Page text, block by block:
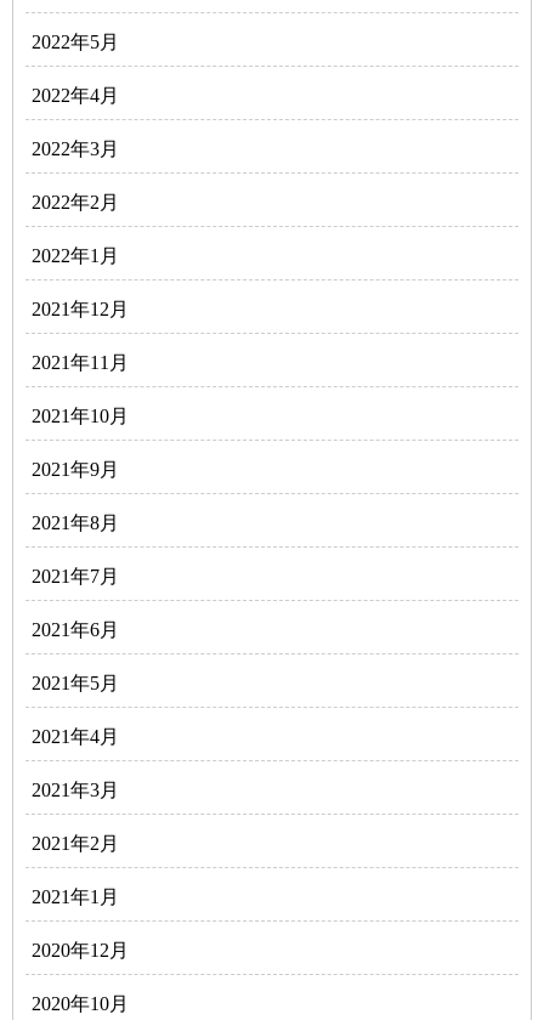
2022年5月
2022年4月
2022年3月
2022年2月
2022年1月
2021年12月
2021年11月
2021年10月
2021年9月
2021年8月
2021年7月
2021年6月
2021年5月
2021年4月
2021年3月
2021年2月
2021年1月
2020年12月
2020年10月